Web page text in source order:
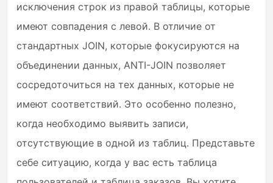
исключения строк из правой таблицы, которые
имеют совпадения с левой. В отличие от
стандартных JOIN, которые фокусируются на
объединении данных, ANTI-JOIN позволяет
сосредоточиться на тех данных, которые не
имеют соответствий. Это особенно полезно,
когда необходимо выявить записи,
отсутствующие в одной из таблиц. Представьте
себе ситуацию, когда у вас есть таблица